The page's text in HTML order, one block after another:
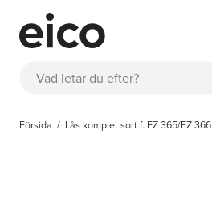
Sök
Försida Lås komplet sort f. FZ 365/FZ 366